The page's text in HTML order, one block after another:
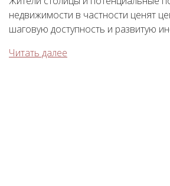
недвижимости в частности ценят
шаговую доступность и развитую
Читать далее